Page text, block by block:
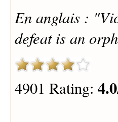
En anglais :
defeat is an
4901 Rating: 4.0